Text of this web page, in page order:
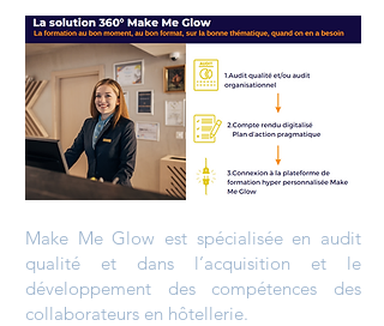
Make Me Glow est spécialisée en audit
qualité et dans l’acquisition et le
développement des compétences des
collaborateurs en hôtellerie.